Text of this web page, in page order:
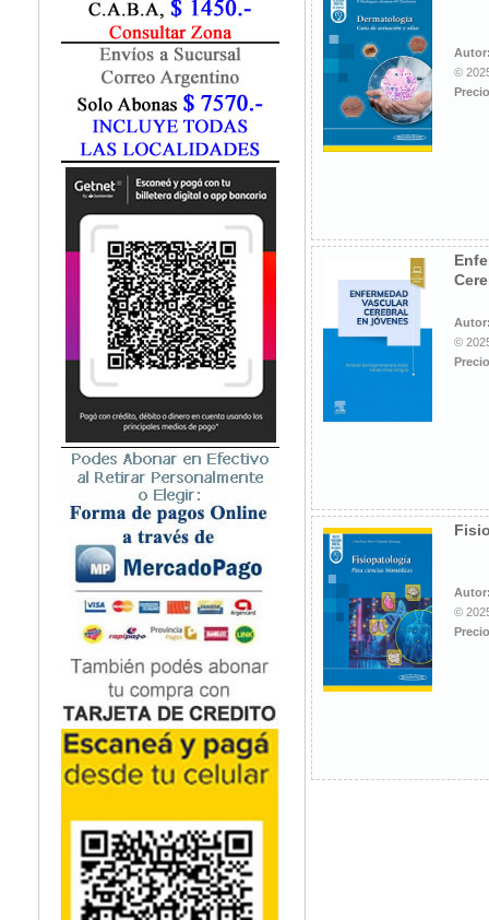
Fonoaudiología
Gastroenterología
Geriatría
Ginecología / Obstetricia
Hematología
Histología
Homeopatía
Infectología
Inmunología
Instrumentación Quirurgica
Medicina del Deporte / Rehabilitación
Medicina Emergencias / Urgencias
Medicina Forense / Legal
Medicina General
Medicina Interna
Microbiología
Nefrología
Neonatología / Pediatría
Neumología
Neuroanatomía / Neurociencia
Neurocirugía
Neurología
Nutrición
Odontología
Oftalmología
Oncología / Cuidados Paliativos
Ortopedía / Traumatología
Osteopatía
Otorrinolaringología
Podología
Psicología
Psiquiatría
Química
©
©
©